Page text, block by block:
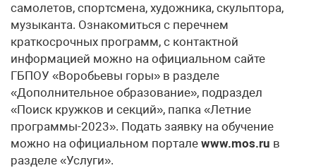
самолетов, спортсмена, художника, скульптора,
музыканта. Ознакомиться с перечнем
краткосрочных программ, с контактной
информацией можно на официальном сайте
ГБПОУ «Воробьевы горы» в разделе
«Дополнительное образование», подраздел
«Поиск кружков и секций», папка «Летние
программы-2023». Подать заявку на обучение
можно на официальном портале www.mos.ru в
разделе «Услуги».